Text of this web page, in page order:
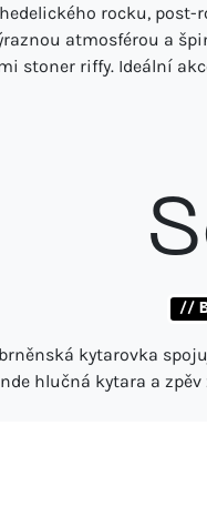
rocku,
atmosférou a
stoner riffy. Ideální
//
kytarovka
hlučná kytara a